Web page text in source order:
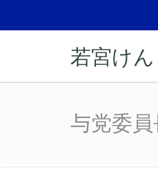
若宮けん
与党委